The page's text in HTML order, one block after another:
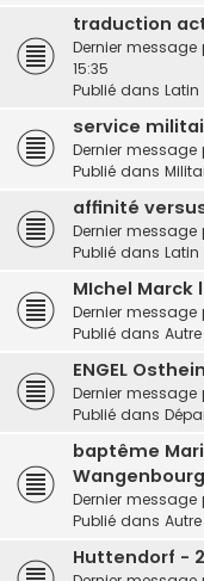
traduction
Dernier message
15:35
Publié dans Latin
service
Dernier message
Publié dans
affinité
Dernier message
Publié dans Latin
MIchel Marck
Dernier message
Publié dans Autre
ENGEL
Dernier message
Publié dans
baptême
Dernier message
Publié dans Autre
Huttendorf -